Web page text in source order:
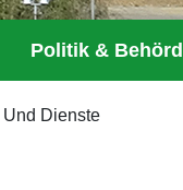
Politik &
Und Dienste